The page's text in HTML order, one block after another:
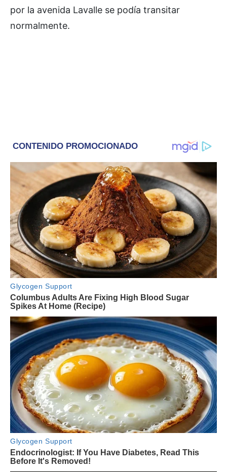
por la avenida Lavalle se podía transitar
normalmente.